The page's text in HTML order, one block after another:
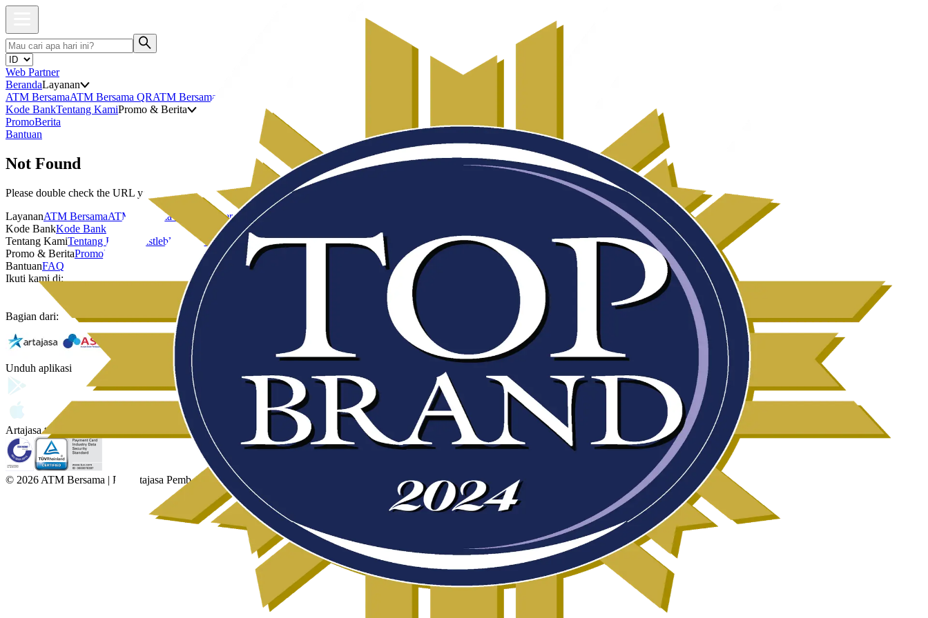
Web Partner
BerandaLayanan
ATM BersamaATM Bersama QRATM Bersama Debit
Kode BankTentang KamiPromo & Berita
PromoBerita
Bantuan
Not Found
Please double check the URL you visited.
LayananATM BersamaATM Bersama QR
ATM Bersama Debit
Kode BankKode Bank
Tentang KamiTentang Kami WhistleblowingKebijakan Privasi
Promo & BeritaPromoBerita
BantuanFAQ
Ikuti kami di:
Bagian dari:
Unduh aplikasi
Artajasa telah tersertifikasi:
© 2026 ATM Bersama | PT Artajasa Pembayaran Elektronis